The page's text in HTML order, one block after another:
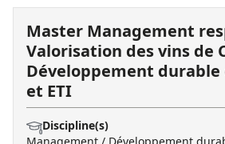
Master Management
Valorisation des vins de
Développement durable
et ETI
Discipline(s)
Management / Développement